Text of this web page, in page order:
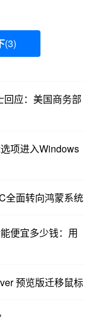
(3)
应：美国商务部
项进入Windows
全面转向鸿蒙系统
便宜多少钱：用
预览版迁移鼠标